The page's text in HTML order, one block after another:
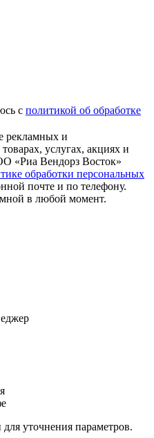
с политикой об обработке
рекламных и
услугах, акциях и
«Риа Вендорз Восток»
обработки персональных
почте и по телефону.
в любой момент.
уточнения параметров.